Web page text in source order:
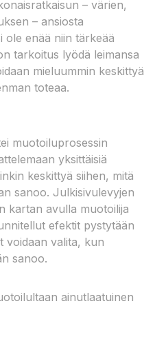
– värien,
– ansiosta
ole enää niin tärkeää
tarkoitus lyödä leimansa
mieluummin keskittyä
toteaa.
muotoiluprosessin
yksittäisiä
keskittyä siihen, mitä
sanoo. Julkisivulevyjen
kartan avulla muotoilija
efektit pystytään
voidaan valita, kun
sanoo.
ainutlaatuinen